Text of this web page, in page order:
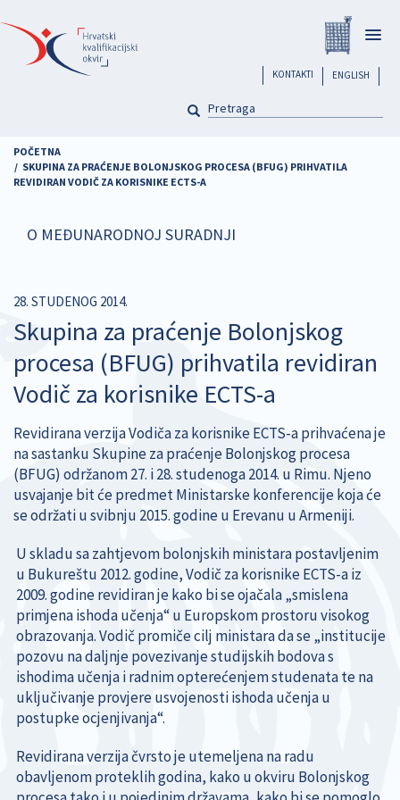
na
glavni
sadržaj
ENGLISH
header
KONTAKTI
PRETRAGA
POČETNA
SKUPINA ZA PRAĆENJE BOLONJSKOG PROCESA (BFUG) PRIHVATILA
REVIDIRAN VODIČ ZA KORISNIKE ECTS-A
O MEĐUNARODNOJ SURADNJI
28. STUDENOG 2014.
Skupina za praćenje Bolonjskog
procesa (BFUG) prihvatila revidiran
Vodič za korisnike ECTS-a
Revidirana verzija Vodiča za korisnike ECTS-a prihvaćena je
na sastanku Skupine za praćenje Bolonjskog procesa
(BFUG) održanom 27. i 28. studenoga 2014. u Rimu. Njeno
usvajanje bit će predmet Ministarske konferencije koja će
se održati u svibnju 2015. godine u Erevanu u Armeniji.
U skladu sa zahtjevom bolonjskih ministara postavljenim
u Bukureštu 2012. godine, Vodič za korisnike ECTS-a iz
2009. godine revidiran je kako bi se ojačala „smislena
primjena ishoda učenja“ u Europskom prostoru visokog
obrazovanja. Vodič promiče cilj ministara da se „institucije
pozovu na daljnje povezivanje studijskih bodova s
ishodima učenja i radnim opterećenjem studenata te na
uključivanje provjere usvojenosti ishoda učenja u
postupke ocjenjivanja“.
Revidirana verzija čvrsto je utemeljena na radu
obavljenom proteklih godina, kako u okviru Bolonjskog